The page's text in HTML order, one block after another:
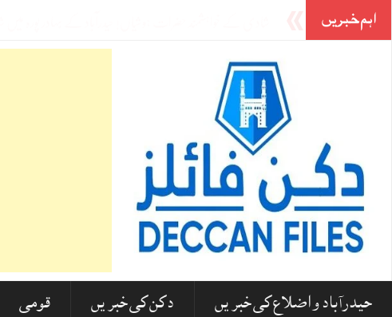
اہم خبریں
حیدرآباد و اضلاع کی خبریں دکن کی خبریں قومی